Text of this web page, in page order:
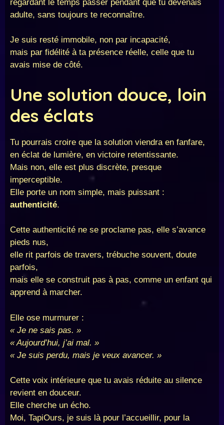
regardant le temps passer pendant que tu devenais
adulte, sans toujours te reconnaître.
Je suis resté immobile, non par incapacité,
mais par fidélité à ta présence réelle, celle que tu
avais mise de côté.
Une solution douce, loin
des éclats
Tu pourrais croire que la solution viendra en fanfare,
en éclat de lumière, en victoire retentissante.
Mais non, elle est plus discrète, presque
imperceptible.
Elle porte un nom simple, mais puissant :
authenticité.
Cette authenticité ne se proclame pas, elle s’avance
pieds nus,
elle rit parfois de travers, trébuche souvent, doute
parfois,
mais elle se construit pas à pas, comme un enfant qui
apprend à marcher.
Elle ose murmurer :
« Je ne sais pas. »
« Aujourd’hui, j’ai mal. »
« Je suis perdu, mais je veux avancer. »
Cette voix intérieure que tu avais réduite au silence
revient en douceur.
Elle cherche un écho.
Moi, TapiOurs, je suis là pour l’accueillir, pour la